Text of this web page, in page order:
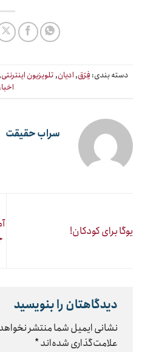
دسته بندی: فِرَق,ادیان,تلویزیون اینترنتی
سراب حقیقت
یوگا برای کودکان!
دیدگاهتان را بنویسید
نشانی ایمیل شما منتشر
علامت‌گذاری شده‌اند*